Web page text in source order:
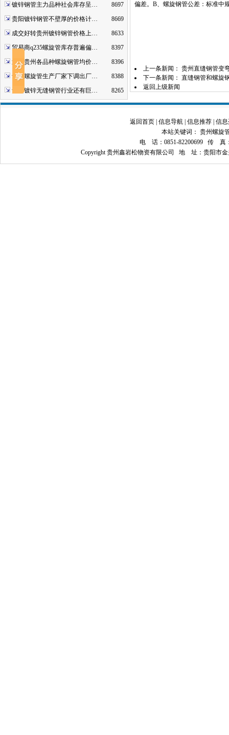
镀锌钢管主力品种社会库存呈…
8697
贵阳镀锌钢管不壁厚的价格计…
8669
成交好转贵州镀锌钢管价格上…
8633
贸易商q235螺旋管库存普遍偏…
8397
近期贵州各品种螺旋钢管均价…
8396
贵州螺旋管生产厂家下调出厂…
8388
贵州镀锌无缝钢管行业还有巨…
8265
偏差。B、螺旋钢管公差：标准中
上一条新闻： 贵州直缝钢管变
下一条新闻： 直缝钢管和螺旋
返回上级新闻
返回首页 信息导航 信息推荐 信
本站关键词： 贵州螺旋
电 话：0851-82200699 传 真：
Copyright 贵州鑫岩松物资有限公司 地 址：贵阳市